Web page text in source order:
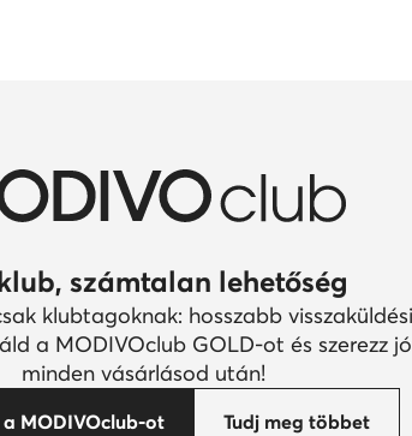
számtalan lehetőség
klubtagoknak: hosszabb
a MODIVOclub GOLD-ot és szerezz
minden vásárlásod után!
MODIVOclub-ot Tudj meg többet